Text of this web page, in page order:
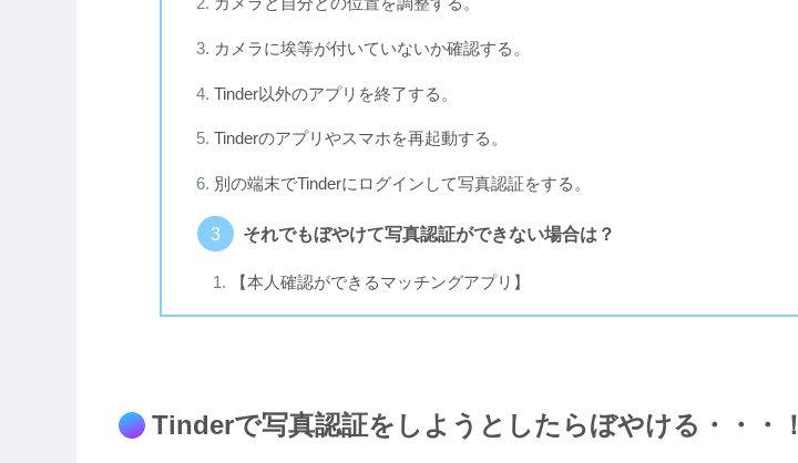
カメラと自分との位置を調整する。
カメラに埃等が付いていないか確認する。
Tinder以外のアプリを終了する。
Tinderのアプリやスマホを再起動する。
別の端末でTinderにログインして写真認証をする。
それでもぼやけて写真認証ができない場合は？
【本人確認ができるマッチングアプリ】
Tinderで写真認証をしようとしたらぼやける・・・！